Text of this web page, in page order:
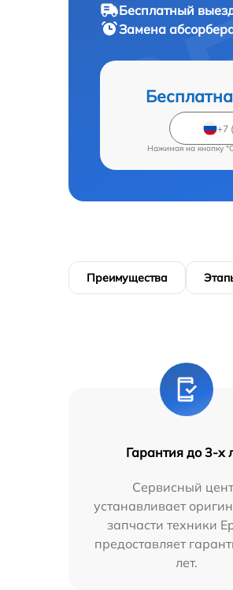
Бесплатный
Замена
Нажимая на кнопку
Преимущества
Гарантия до 3-х
Сервисный
устанавливает
запчасти техники
предоставляет
лет.